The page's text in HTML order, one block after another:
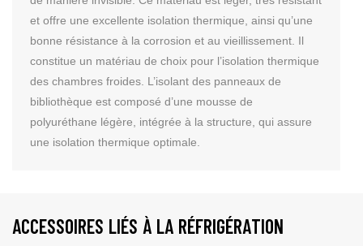
et offre une excellente isolation thermique, ainsi qu’une
bonne résistance à la corrosion et au vieillissement. Il
constitue un matériau de choix pour l’isolation thermique
des chambres froides. L’isolant des panneaux de
bibliothèque est composé d’une mousse de
polyuréthane légère, intégrée à la structure, qui assure
une isolation thermique optimale.
ACCESSOIRES LIÉS À LA RÉFRIGÉRATION